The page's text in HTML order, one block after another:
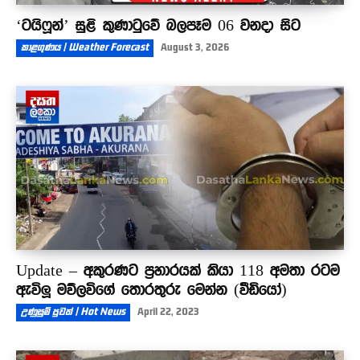
‘ටයිෆූන්’ සුළි කුණාටුවේ බලපෑම 06 වනදා සිට
කාළගුණය | Weather Forecast August 3, 2026
Update – අකුරණට ප්‍රහාරයක් කියා 118 අමතා රටම
ඇවිලූ මව්ලවිගේ තොරතුරු මෙන්න (වීඩියෝ)
උණුසුම් පුවත් | Hot News April 22, 2023